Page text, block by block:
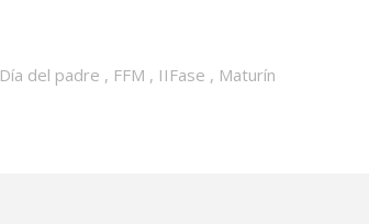
Día del padre , FFM , IIFase , Maturín